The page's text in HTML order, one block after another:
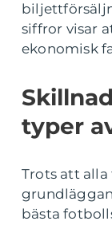
siffror visar
ekonomisk
typer
Trots att alla
bästa